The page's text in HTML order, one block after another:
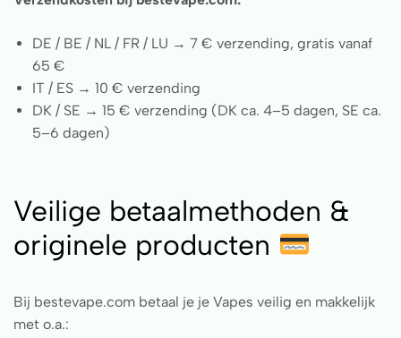
DE / BE / NL / FR / LU → 7 € verzending, gratis vanaf
65 €
IT / ES → 10 € verzending
DK / SE → 15 € verzending (DK ca. 4–5 dagen, SE ca.
5–6 dagen)
Veilige betaalmethoden &
originele producten
Bij bestevape.com betaal je je Vapes veilig en makkelijk
met o.a.: